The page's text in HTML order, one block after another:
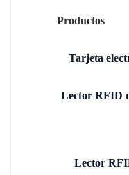
Productos
Tarjeta
Lector RFID
Lector